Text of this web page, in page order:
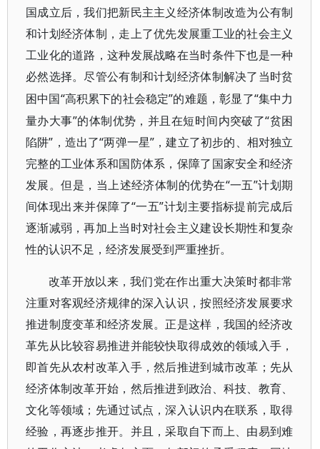
国成立后，我们把新民主主义经济体制改造为公有制
和计划经济体制，走上了优先发展重工业的社会主义
工业化的道路，这种发展战略在当时条件下也是一种
必然选择。尽管公有制和计划经济体制解决了当时贫
困中国 “高积累下的社会稳定”的难题，彰显了“集中力
量办大事”的体制优势，并且在短时间内突破了“贫困
陷阱”，造出了“两弹一星”，建立了初步的、相对独立
完整的工业体系和国防体系，保障了国家安全和经济
发展。但是，当上述经济体制的优势在“一五”计划期
间体现出来并保障了“一五”计划主要指标提前完成后
逐渐减弱，再加上当时对社会主义建设长期性和复杂
性的认识不足，经济发展受到严重挫折。
改革开放以来，我们党在作出重大决策时都非常
注重对客观经济规律的深入认识，按照经济发展要求
推进制度变革和经济发展。正是这样，我国的经济改
革先从比较容易推进并能较快取得成效的领域入手，
即首先从农村改革入手，然后推进到城市改革；先从
经济体制改革开始，然后推进到政治、科技、教育、
文化等领域；先通过试点，深入认识内在联系，取得
经验，再逐步推开。并且，采取自下而上、由易到难